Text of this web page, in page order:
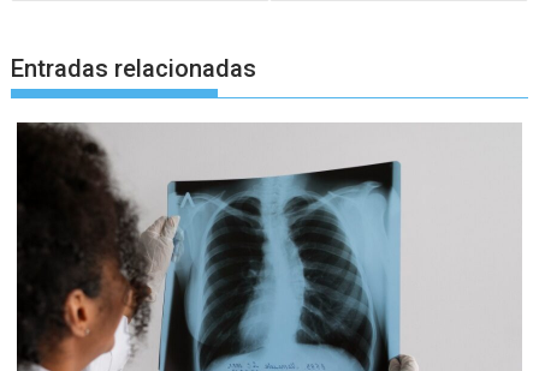
Entradas relacionadas